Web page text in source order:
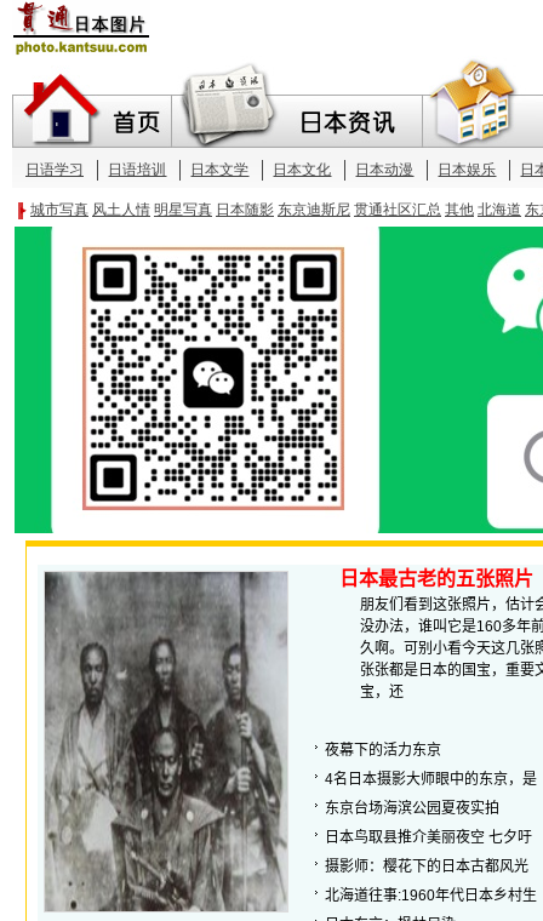
日本最古老的五张照片
朋友们看到这张照片，估计
没办法，谁叫它是160多年
久啊。可别小看今天这几张
张张都是日本的国宝，重要
宝，还
夜幕下的活力东京
4名日本摄影大师眼中的东京，是
东京台场海滨公园夏夜实拍
日本鸟取县推介美丽夜空 七夕吁
摄影师：樱花下的日本古都风光
北海道往事:1960年代日本乡村生